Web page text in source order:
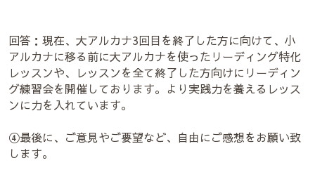
回答：現在、大アルカナ3回目を終了した方に向けて、小
アルカナに移る前に大アルカナを使ったリーディング特化
レッスンや、レッスンを全て終了した方向けにリーディン
グ練習会を開催しております。より実践力を養えるレッス
ンに力を入れています。
④最後に、ご意見やご要望など、自由にご感想をお願い致
します。